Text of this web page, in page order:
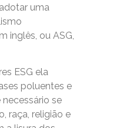
uma
inglês, ou ASG,
ESG ela
poluentes e
se
raça, religião e